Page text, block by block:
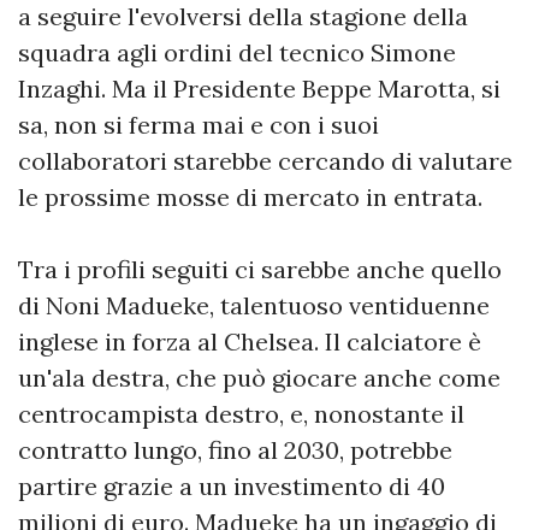
a seguire l'evolversi della stagione della
squadra agli ordini del tecnico Simone
Inzaghi. Ma il Presidente Beppe Marotta, si
sa, non si ferma mai e con i suoi
collaboratori starebbe cercando di valutare
le prossime mosse di mercato in entrata.
Tra i profili seguiti ci sarebbe anche quello
di Noni Madueke, talentuoso ventiduenne
inglese in forza al Chelsea. Il calciatore è
un'ala destra, che può giocare anche come
centrocampista destro, e, nonostante il
contratto lungo, fino al 2030, potrebbe
partire grazie a un investimento di 40
milioni di euro. Madueke ha un ingaggio di